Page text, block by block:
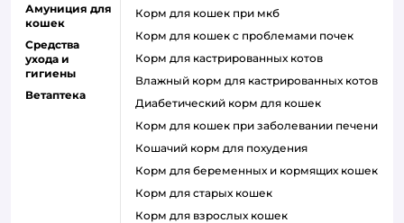
Амуниция для
кошек
Средства
ухода и
гигиены
Ветаптека
корм для кошек при мкб
корм для кошек с проблемами почек
Корм для кастрированных котов
влажный корм для кастрированных котов
диабетический корм для кошек
корм для кошек при заболевании печени
кошачий корм для похудения
корм для беременных и кормящих кошек
корм для старых кошек
корм для взрослых кошек